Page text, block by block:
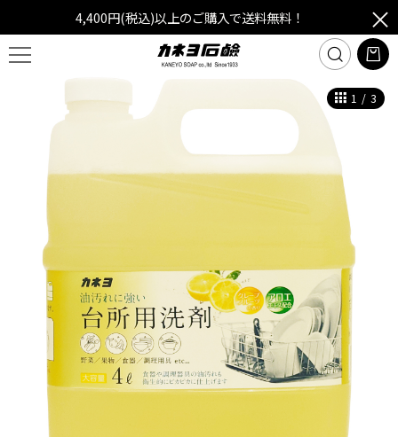
4,400円(税込)以上のご購入で送料無料！
1 / 3